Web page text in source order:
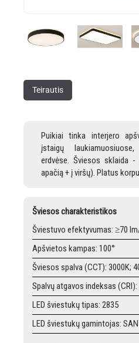
Teirautis
Puikiai tinka interjero
įstaigų
erdvėse. Šviesos sklaida
apačią + į viršų). Platus
Šviesos charakteristikos
Šviestuvo efektyvumas: ≥70
Apšvietos kampas: 100°
Šviesos spalva (CCT): 3000K;
Spalvų atgavos indeksas (CRI):
LED šviestukų tipas: 2835
LED šviestukų gamintojas: